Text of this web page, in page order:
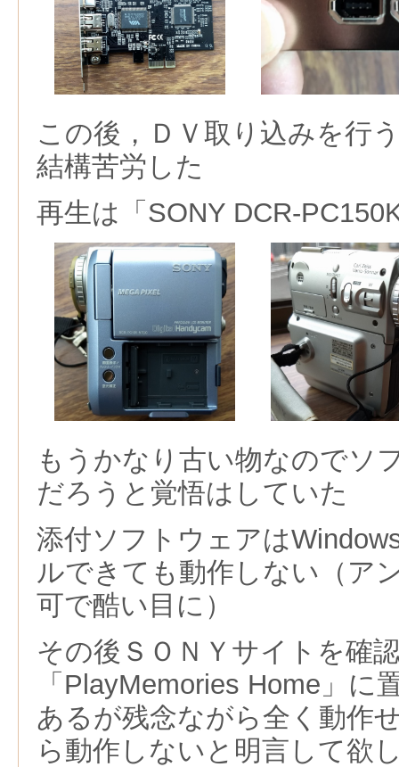
この後，ＤＶ取り込みを行
結構苦労した
再生は「SONY DCR-
もうかなり古い物なのでソ
だろうと覚悟はしていた
添付ソフトウェアは
ルできても動作しない（ア
可で酷い目に）
その後ＳＯＮＹサイトを確
「PlayMemories Home」に
あるが残念ながら全く動作
ら動作しないと明言して欲